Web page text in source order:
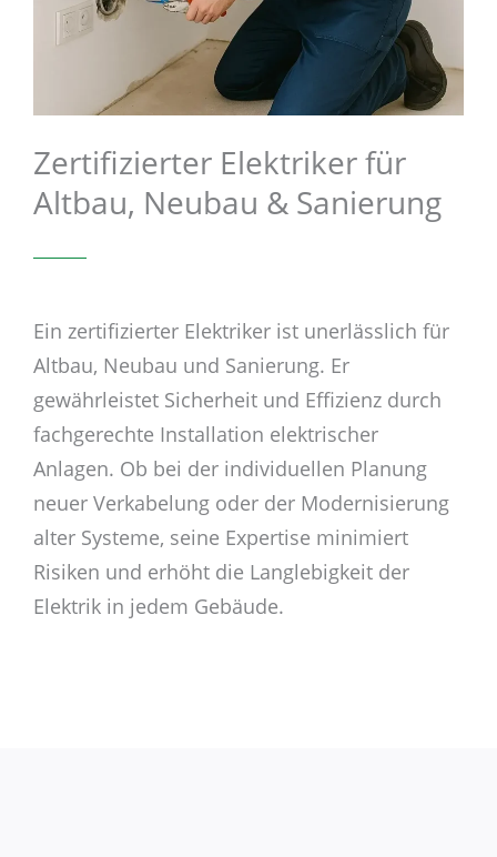
Zertifizierter Elektriker für
Altbau, Neubau & Sanierung
Ein zertifizierter Elektriker ist unerlässlich für
Altbau, Neubau und Sanierung. Er
gewährleistet Sicherheit und Effizienz durch
fachgerechte Installation elektrischer
Anlagen. Ob bei der individuellen Planung
neuer Verkabelung oder der Modernisierung
alter Systeme, seine Expertise minimiert
Risiken und erhöht die Langlebigkeit der
Elektrik in jedem Gebäude.